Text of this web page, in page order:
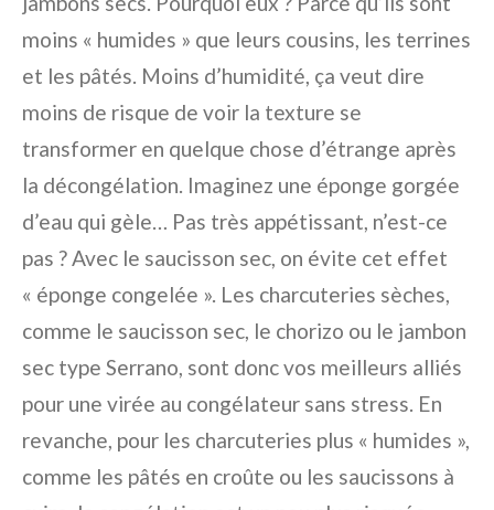
moins « humides » que leurs cousins, les terrines
et les pâtés. Moins d’humidité, ça veut dire
moins de risque de voir la texture se
transformer en quelque chose d’étrange après
la décongélation. Imaginez une éponge gorgée
d’eau qui gèle… Pas très appétissant, n’est-ce
pas ? Avec le saucisson sec, on évite cet effet
« éponge congelée ». Les charcuteries sèches,
comme le saucisson sec, le chorizo ou le jambon
sec type Serrano, sont donc vos meilleurs alliés
pour une virée au congélateur sans stress. En
revanche, pour les charcuteries plus « humides »,
comme les pâtés en croûte ou les saucissons à